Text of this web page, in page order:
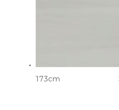
173cm